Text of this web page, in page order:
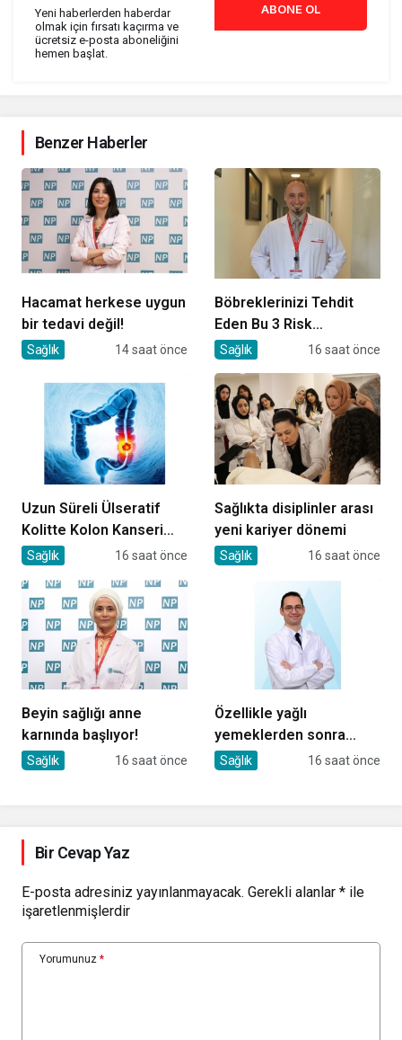
Yeni haberlerden haberdar
olmak için fırsatı kaçırma ve
ücretsiz e-posta aboneliğini
hemen başlat.
ABONE OL
Benzer Haberler
Hacamat herkese uygun
bir tedavi değil!
Sağlık 14 saat önce
Böbreklerinizi Tehdit
Eden Bu 3 Risk
Faktörüne Dikkat!
Sağlık 16 saat önce
Uzun Süreli Ülseratif
Kolitte Kolon Kanseri
Riski Artıyor mu?
Sağlık 16 saat önce
Sağlıkta disiplinler arası
yeni kariyer dönemi
Sağlık 16 saat önce
Beyin sağlığı anne
karnında başlıyor!
Sağlık 16 saat önce
Özellikle yağlı
yemeklerden sonra
başlıyorsa, gecikmeyin
Sağlık 16 saat önce
Bir Cevap Yaz
E-posta adresiniz yayınlanmayacak. Gerekli alanlar * ile
işaretlenmişlerdir
Yorumunuz *